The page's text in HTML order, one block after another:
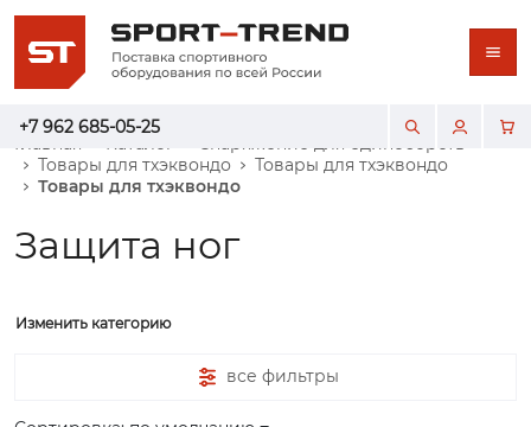
+7 962 685-05-25
Главная Каталог
Снаряжение для единоборств
Товары для тхэквондо
Товары для тхэквондо
Товары для тхэквондо
Защита ног
Изменить категорию
все фильтры